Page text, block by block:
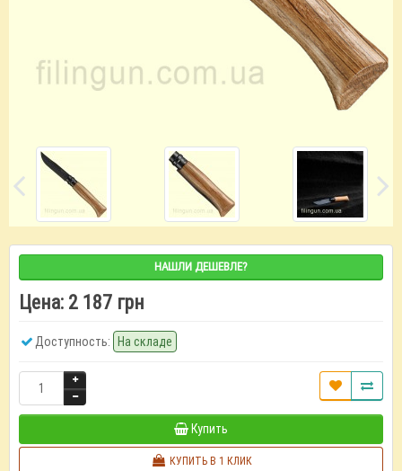
НАШЛИ ДЕШЕВЛЕ?
Цена: 2 187 грн
Доступность: На складе
Купить
КУПИТЬ В 1 КЛИК